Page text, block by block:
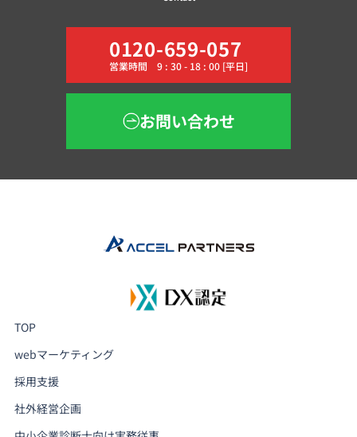
0120-659-057
営業時間 9 : 30 - 18 : 00 [平日]
お問い合わせ
TOP
webマーケティング
採用支援
社外経営企画